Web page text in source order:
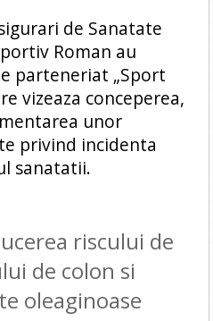
de Sanatate
Roman au
parteneriat „Sport
vizeaza conceperea,
unor
privind incidenta
sanatatii.
riscului de
de colon si
oleaginoase